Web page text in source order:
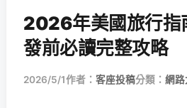
2026年美國旅行指
發前必讀完整攻略
2026/5/1作者： 客座投稿分類： 網路